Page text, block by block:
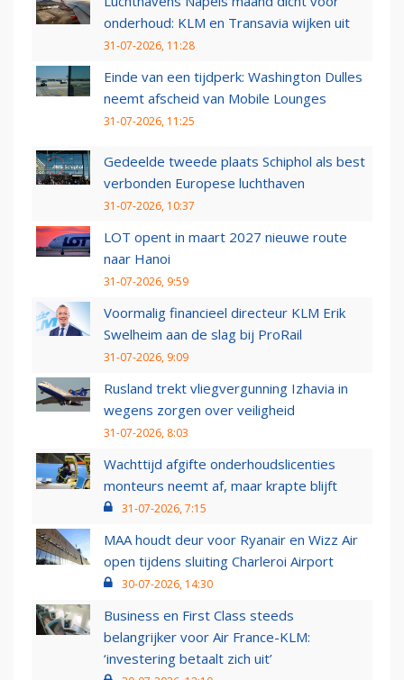
onderhoud: KLM en Transavia wijken uit
31-07-2026, 11:28
Einde van een tijdperk: Washington Dulles
neemt afscheid van Mobile Lounges
31-07-2026, 11:25
Gedeelde tweede plaats Schiphol als best
verbonden Europese luchthaven
31-07-2026, 10:37
LOT opent in maart 2027 nieuwe route
naar Hanoi
31-07-2026, 9:59
Voormalig financieel directeur KLM Erik
Swelheim aan de slag bij ProRail
31-07-2026, 9:09
Rusland trekt vliegvergunning Izhavia in
wegens zorgen over veiligheid
31-07-2026, 8:03
Wachttijd afgifte onderhoudslicenties
monteurs neemt af, maar krapte blijft
31-07-2026, 7:15
MAA houdt deur voor Ryanair en Wizz Air
open tijdens sluiting Charleroi Airport
30-07-2026, 14:30
Business en First Class steeds
belangrijker voor Air France-KLM:
‘investering betaalt zich uit’